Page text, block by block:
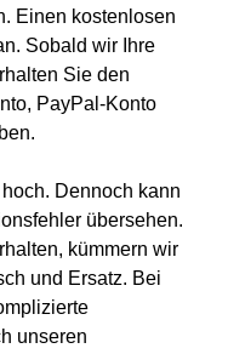
Einen kostenlosen
Sobald wir Ihre
Sie den
PayPal-Konto
Dennoch kann
übersehen.
kümmern wir
und Ersatz. Bei
unseren